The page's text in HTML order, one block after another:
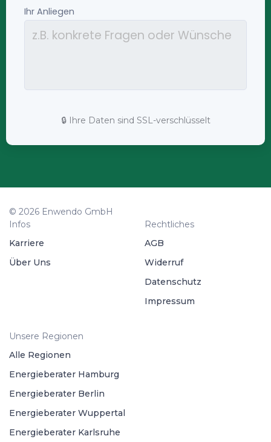
🔒 Ihre Daten sind SSL-verschlüsselt
© 2026 Enwendo GmbH
Infos
Karriere
Über Uns
Rechtliches
AGB
Widerruf
Datenschutz
Impressum
Unsere Regionen
Alle Regionen
Energieberater Hamburg
Energieberater Berlin
Energieberater Wuppertal
Energieberater Karlsruhe